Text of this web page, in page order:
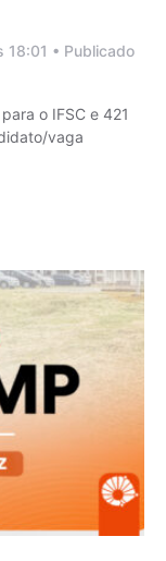
• Publicado
o IFSC e 421
vaga